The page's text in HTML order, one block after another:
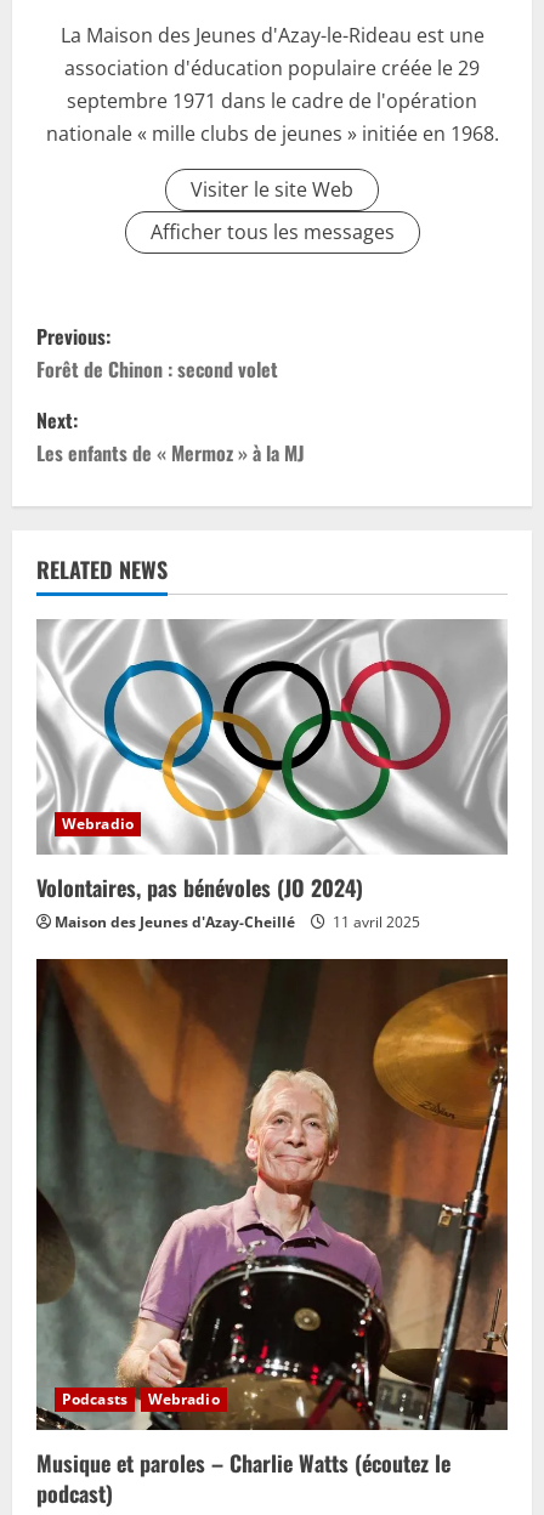
La Maison des Jeunes d'Azay-le-Rideau est une
association d'éducation populaire créée le 29
septembre 1971 dans le cadre de l'opération
nationale « mille clubs de jeunes » initiée en 1968.
Visiter le site Web
Afficher tous les messages
P
o
s
t
a
v
i
g
a
t
i
o
Previous:
Forêt de Chinon : second volet
Next:
Les enfants de « Mermoz » à la MJ
RELATED NEWS
Webradio
Volontaires, pas bénévoles (JO 2024)
Maison des Jeunes d'Azay-Cheillé 11 avril 2025
Podcasts Webradio
Musique et paroles – Charlie Watts (écoutez le
podcast)